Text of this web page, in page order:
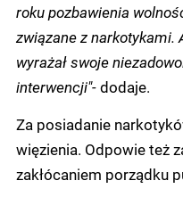
roku pozbawienia
związane z narkotykami.
wyrażał swoje
interwencji"-dodaje.
Za posiadanie
więzienia. Odpowie też
zakłócaniem porządku